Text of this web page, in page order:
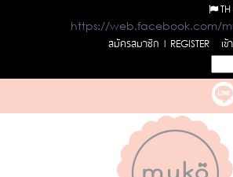
TH
https://web.facebook.com/
สมัครสมาชิก l REGISTER เข้